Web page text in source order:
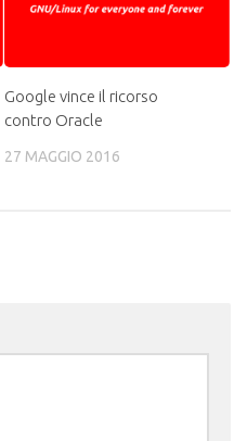
Google vince il ricorso
contro Oracle
27 MAGGIO 2016